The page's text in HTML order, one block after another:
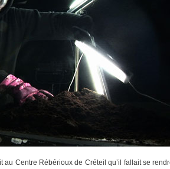
au Centre Rébérioux de Créteil qu’il fallait se